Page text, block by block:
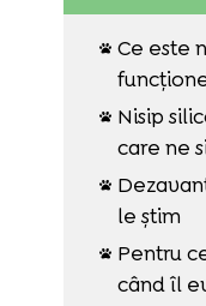
 Ce este

Nisip
care ne

le știm

Pentru
când îl